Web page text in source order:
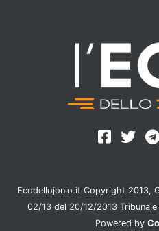
Ecodellojonio.it Copyright 2013,
02/13 del 20/12/2013
Powered by